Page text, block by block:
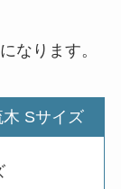
なります。
Sサイズ